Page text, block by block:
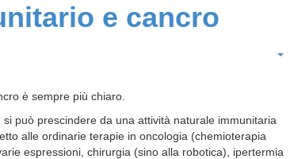
e cancro
è sempre più chiaro.
può prescindere da una attività naturale immunitaria
alle ordinarie terapie in oncologia (chemioterapia
espressioni, chirurgia (sino alla robotica), ipertermia